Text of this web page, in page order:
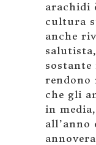
arachidi
cultura
anche
rendono
che gli
in media,
all’anno